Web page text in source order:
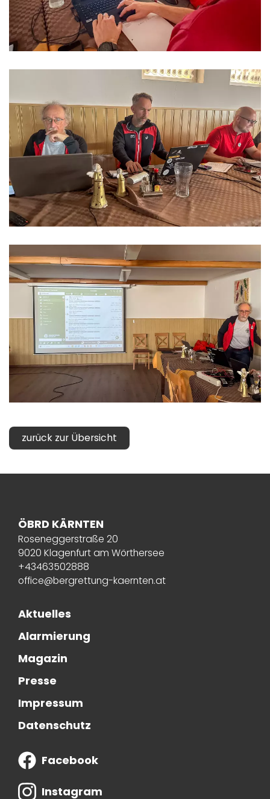
zurück zur Übersicht
ÖBRD KÄRNTEN
Roseneggerstraße 20
9020 Klagenfurt am Wörthersee
+43463502888
office@bergrettung-kaernten.at
Aktuelles
Alarmierung
Magazin
Presse
Impressum
Datenschutz
Facebook
Instagram